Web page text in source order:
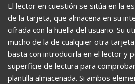
El lector en cuestión se sitúa en la
de la tarjeta, que almacena en su
cifrada con la huella del usuario. Su
mucho de la de cualquier otra
basta con introducirla en el lector y
superficie de lectura para
plantilla almacenada. Si ambos